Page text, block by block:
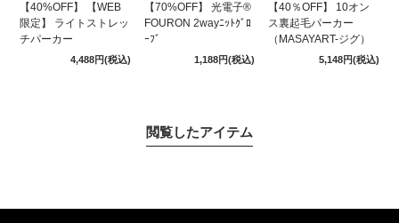
【40%OFF】 【WEB
限定】 ライトストレッ
チパーカー
4,488円(税込)
【70%OFF】 光電子®
FOURON 2wayﾆｯﾄｸﾞﾛ
ｰﾌﾞ
1,188円(税込)
【40％OFF】 10オン
ス裏起毛パーカー
（MASAYART-ジグ）
5,148円(税込)
閲覧したアイテム